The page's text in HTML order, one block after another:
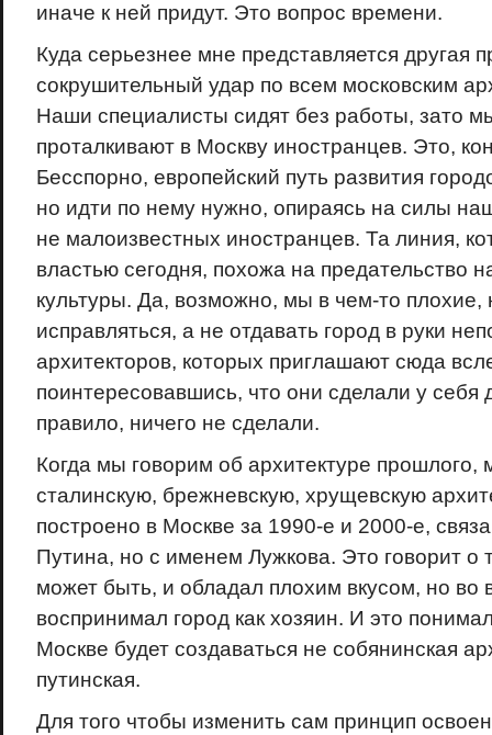
иначе к ней придут. Это вопрос времени.
Куда серьезнее мне представляется другая
сокрушительный удар по всем московским
Наши специалисты сидят без работы, зато
проталкивают в Москву иностранцев. Это,
Бесспорно, европейский путь развития
но идти по нему нужно, опираясь на силы
не малоизвестных иностранцев. Та линия,
властью сегодня, похожа на предательство
культуры. Да, возможно, мы в чем-то плохие,
исправляться, а не отдавать город в руки
архитекторов, которых приглашают сюда
поинтересовавшись, что они сделали у себя
правило, ничего не сделали.
Когда мы говорим об архитектуре
сталинскую, брежневскую, хрущевскую
построено в Москве за 1990-е и 2000-е,
Путина, но с именем Лужкова. Это говорит о
может быть, и обладал плохим вкусом, но во
воспринимал город как хозяин. И это
Москве будет создаваться не собянинская
путинская.
Для того чтобы изменить сам принцип